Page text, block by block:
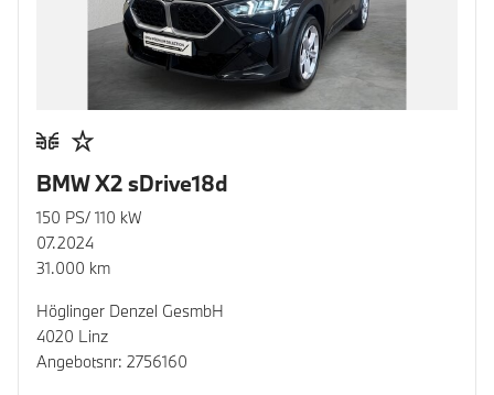
BMW X2 sDrive18d
150 PS/ 110 kW
07.2024
31.000 km
Höglinger Denzel GesmbH
4020 Linz
Angebotsnr: 2756160